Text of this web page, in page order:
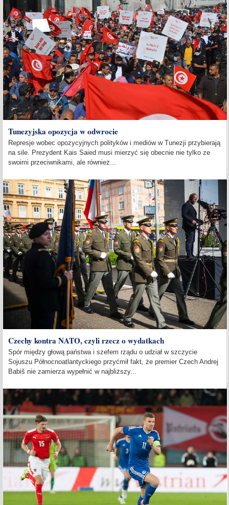
Tunezyjska opozycja w odwrocie
Represje wobec opozycyjnych polityków i mediów w Tunezji przybierają
na sile. Prezydent Kais Saied musi mierzyć się obecnie nie tylko ze
swoimi przeciwnikami, ale również...
Czechy kontra NATO, czyli rzecz o wydatkach
Spór między głową państwa i szefem rządu o udział w szczycie
Sojuszu Północnoatlantyckiego przyćmił fakt, że premier Czech Andrej
Babiš nie zamierza wypełnić w najbliższy...